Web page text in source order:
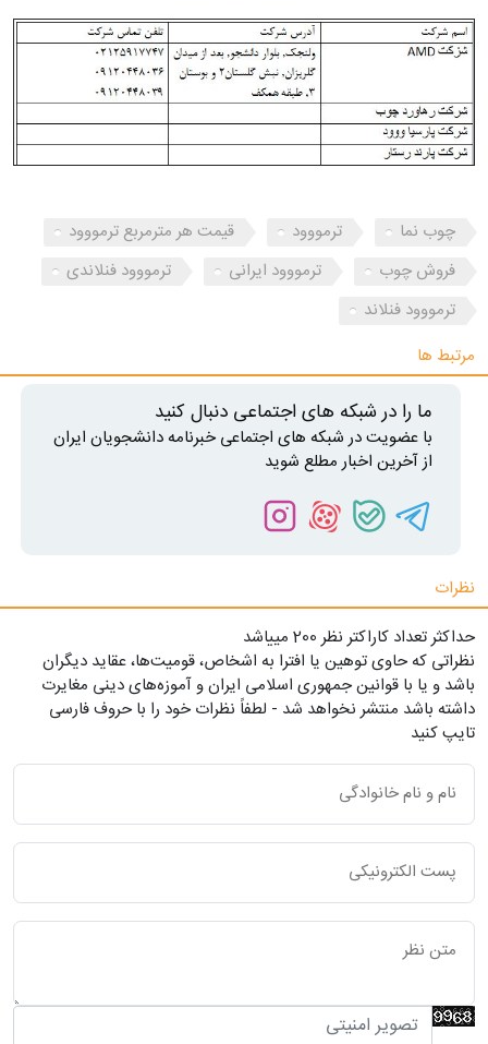
چوب نما ترمووود
قیمت هر مترمربع ترمووود
فروش چوب
ترمووود ایرانی
ترمووود فنلاندی
ترمووود فنلاند
مرتبط ها
ما را در شبکه های اجتماعی دنبال کنید
با عضویت در شبکه های اجتماعی خبرنامه دانشجویان ایران
از آخرین اخبار مطلع شوید
نظرات
حداکثر تعداد کاراکتر نظر 200 ميياشد
نظراتی که حاوی توهین یا افترا به اشخاص، قومیت‌ها، عقاید دیگران
باشد و یا با قوانین جمهوری اسلامی ایران و آموزه‌های دینی مغایرت
داشته باشد منتشر نخواهد شد - لطفاً نظرات خود را با حروف فارسی
تایپ کنید